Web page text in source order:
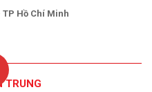
TP Hồ Chí Minh
TRUNG